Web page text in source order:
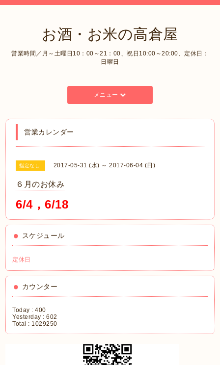
お酒・お米の高倉屋
営業時間／月～土曜日10：00～21：00、祝日10:00～20:00、定休日：
日曜日
メニュー
営業カレンダー
指定なし 2017-05-31 (水) ～ 2017-06-04 (日)
６月のお休み
6/4，6/18
スケジュール
定休日
カウンター
Today :400
Yesterday :602
Total : 1029250